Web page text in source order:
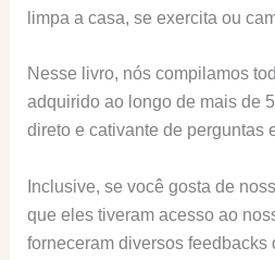
limpa a casa, se exercita ou
Nesse livro, nós compilamos
adquirido ao longo de mais de
direto e cativante de perguntas
Inclusive, se você gosta de
que eles tiveram acesso ao
forneceram diversos feedbacks